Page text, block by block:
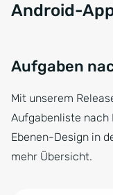
Android-
Aufgaben
Mit unserem
Aufgabenliste
Ebenen-Design in
mehr Übersicht.